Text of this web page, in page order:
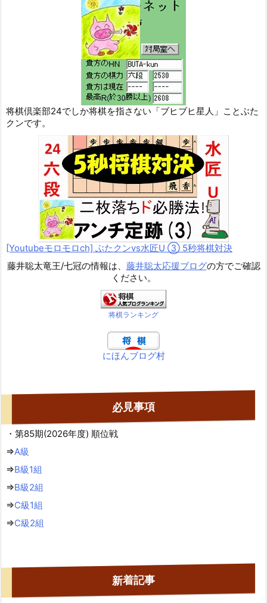
将棋倶楽部24でしか将棋を指さない「ブヒブヒ星人」ことぶた
クンです。
[Youtubeモロモロch] ぶたクンvs水匠U ③ 5秒将棋対決
藤井聡太竜王/七冠の情報は、 藤井聡太応援ブログの方でご確認
ください。
将棋ランキング
にほんブログ村
必見事項
・第85期(2026年度) 順位戦
⇒A級
⇒B級1組
⇒B級2組
⇒C級1組
⇒C級2組
新着記事